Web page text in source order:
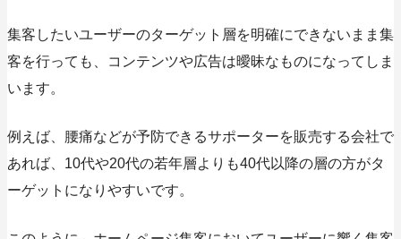
集客したいユーザーのターゲット層を明確にできないまま集
客を行っても、コンテンツや広告は曖昧なものになってしま
います。
例えば、腰痛などが予防できるサポーターを販売する会社で
あれば、10代や20代の若年層よりも40代以降の層の方がタ
ーゲットになりやすいです。